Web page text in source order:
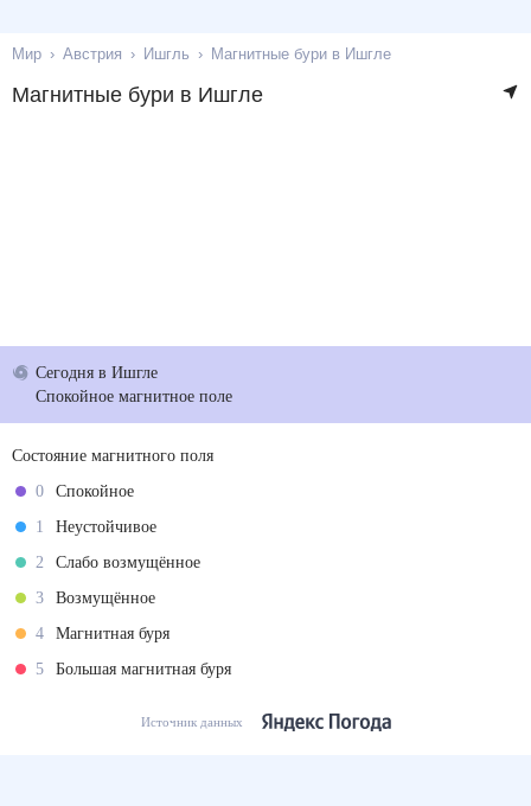
Мир Австрия Ишгль Магнитные бури в Ишгле
Магнитные бури в Ишгле
Сегодняв Ишгле
Спокойное магнитное поле
Состояние магнитного поля
0
Спокойное
1
Неустойчивое
2
Слабо возмущённое
3
Возмущённое
4
Магнитная буря
5
Большая магнитная буря
Источник данных